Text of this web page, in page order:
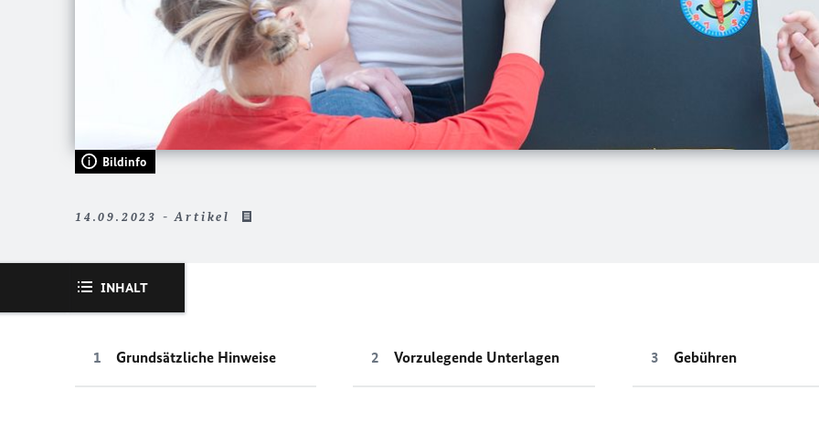
Bildinfo
14.09.2023 - Artikel
INHALT
Grundsätzliche Hinweise Vorzulegende Unterlagen Gebühren